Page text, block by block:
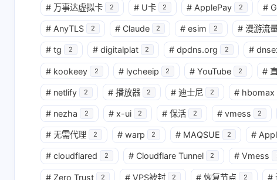
# 万事达虚拟卡 2 # U卡 2 # ApplePay 2 #
# AnyTLS 2 # Claude 2 # esim 2 # 漫游流
# tg 2 # digitalplat 2 # dpdns.org 2 #
# kookeey 2 # lycheeip 2 # YouTube 2 #
# netlify 2 # 播放器 2 # 迪士尼 2 # hbomax
# nezha 2 # x-ui 2 # 保活 2 # vmess 2
# 无需代理 2 # warp 2 # MAQSUE 2 #
# cloudflared 2 # Cloudflare Tunnel 2 # Vmess
# Zero Trust 2 # VPS被封 2 # 恢复节点 2 #